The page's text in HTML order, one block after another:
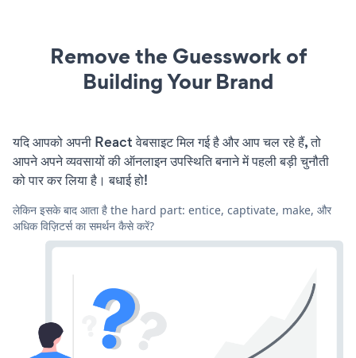
Remove the Guesswork of
Building Your Brand
यदि आपको अपनी React वेबसाइट मिल गई है और आप चल रहे हैं, तो
आपने अपने व्यवसायों की ऑनलाइन उपस्थिति बनाने में पहली बड़ी चुनौती
को पार कर लिया है। बधाई हो!
लेकिन इसके बाद आता है the hard part: entice, captivate, make, और
अधिक विज़िटर्स का समर्थन कैसे करें?